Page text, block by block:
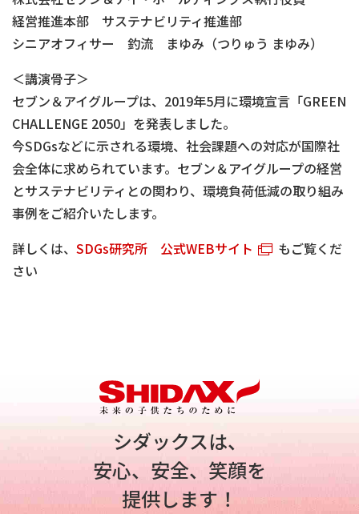
経営推進本部 サステナビリティ推進部
シニアオフィサー 釣流 まゆみ（つりゅう まゆみ）
＜講演骨子＞
セブン＆アイグループは、2019年5月に環境宣言「GREEN
CHALLENGE 2050」を発表しました。
今SDGsなどに示される環境、社会課題への対応が国際社
会全体に求められています。セブン＆アイグループの経営
とサステナビリティとの関わり、環境負荷低減の取り組み
事例をご紹介いたします。
詳しくは、 SDGs研究所 公式WEBサイト
もご覧くだ
さい
シダックスは、
安心、安全、笑顔を
提供します！